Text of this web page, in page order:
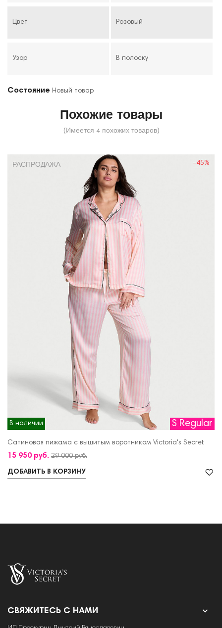
Цвет Розовый
Узор В полоску
Состояние Новый товар
Похожие товары
(Имеется 4 похожих товаров)
-45%
РАСПРОДАЖА
В наличии S Regular
Сатиновая пижама с вышитым воротником Victoria's Secret
15 950 руб. 29 000 руб.
ДОБАВИТЬ В КОРЗИНУ
СВЯЖИТЕСЬ С НАМИ 